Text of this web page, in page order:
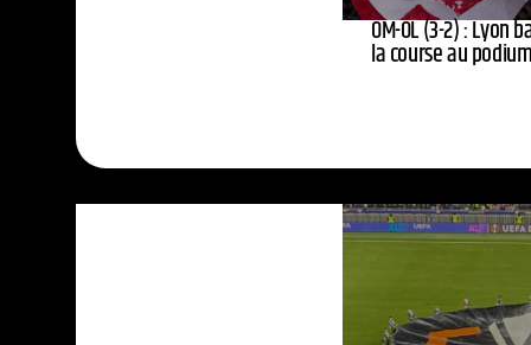
OM-OL (3-2) : Lyon
la course au